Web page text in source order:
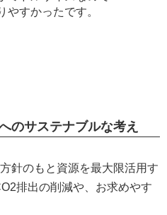
やすかったです。
のサステナブルな考え
針のもと資源を最大限活用す
排出の削減や、お求めやす